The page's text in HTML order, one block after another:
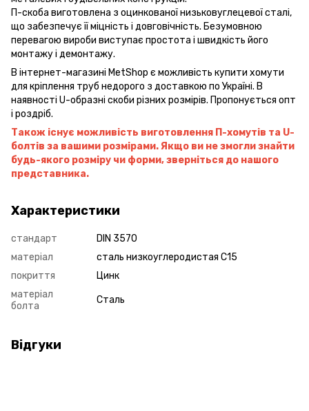
П-скоба виготовлена ​​з оцинкованої низьковуглецевої сталі,
що забезпечує її міцність і довговічність. Безумовною
перевагою вироби виступає простота і швидкість його
монтажу і демонтажу.
В інтернет-магазині MetShop є можливість купити хомути
для кріплення труб недорого з доставкою по Україні. В
наявності U-образні скоби різних розмірів. Пропонується опт
і роздріб.
Також існує можливість виготовлення П-хомутів та U-
болтів за вашими розмірами. Якщо ви не змогли знайти
будь-якого розміру чи форми, зверніться до нашого
представника.
Характеристики
стандарт
DIN 3570
матеріал
сталь низкоуглеродистая C15
покриття
Цинк
матеріал
болта
Сталь
Відгуки